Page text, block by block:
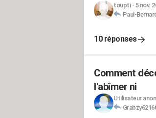
toupti- 5 nov.
Paul-
10 réponses
Comment
l'abîmer ni
Utilisateur